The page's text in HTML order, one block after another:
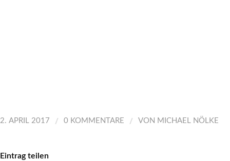
2. APRIL 2017 / 0 KOMMENTARE / VON MICHAEL NÖLKE
Eintrag teilen